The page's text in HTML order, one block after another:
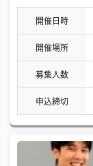
開催日時
開催場所
募集人数
申込締切